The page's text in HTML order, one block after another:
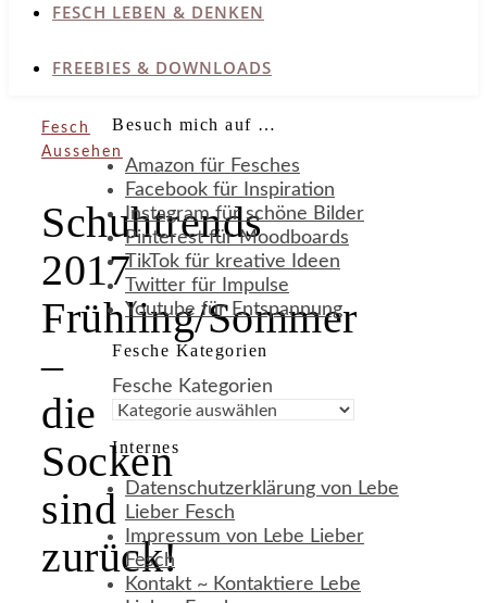
FESCH LEBEN & DENKEN
FREEBIES & DOWNLOADS
Fesch
Aussehen
Schuhtrends
2017
Frühling/Sommer
–
die
Socken
sind
zurück!
Besuch mich auf …
Amazon für Fesches
Facebook für Inspiration
Instagram für schöne Bilder
Pinterest für Moodboards
TikTok für kreative Ideen
Twitter für Impulse
Youtube für Entspannung
Fesche Kategorien
Fesche Kategorien
Internes
Datenschutzerklärung von Lebe
Lieber Fesch
Impressum von Lebe Lieber
Fesch
Kontakt ~ Kontaktiere Lebe